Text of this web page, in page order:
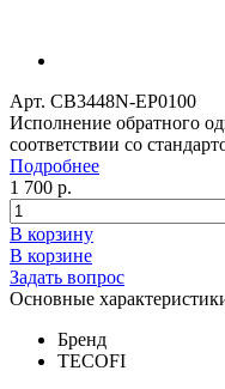
Арт. CB3448N-EP0100
Исполнение обратного
соответствии со
Подробнее
1 700 р.
В корзину
В корзине
Задать вопрос
Основные
Бренд
TECOFI